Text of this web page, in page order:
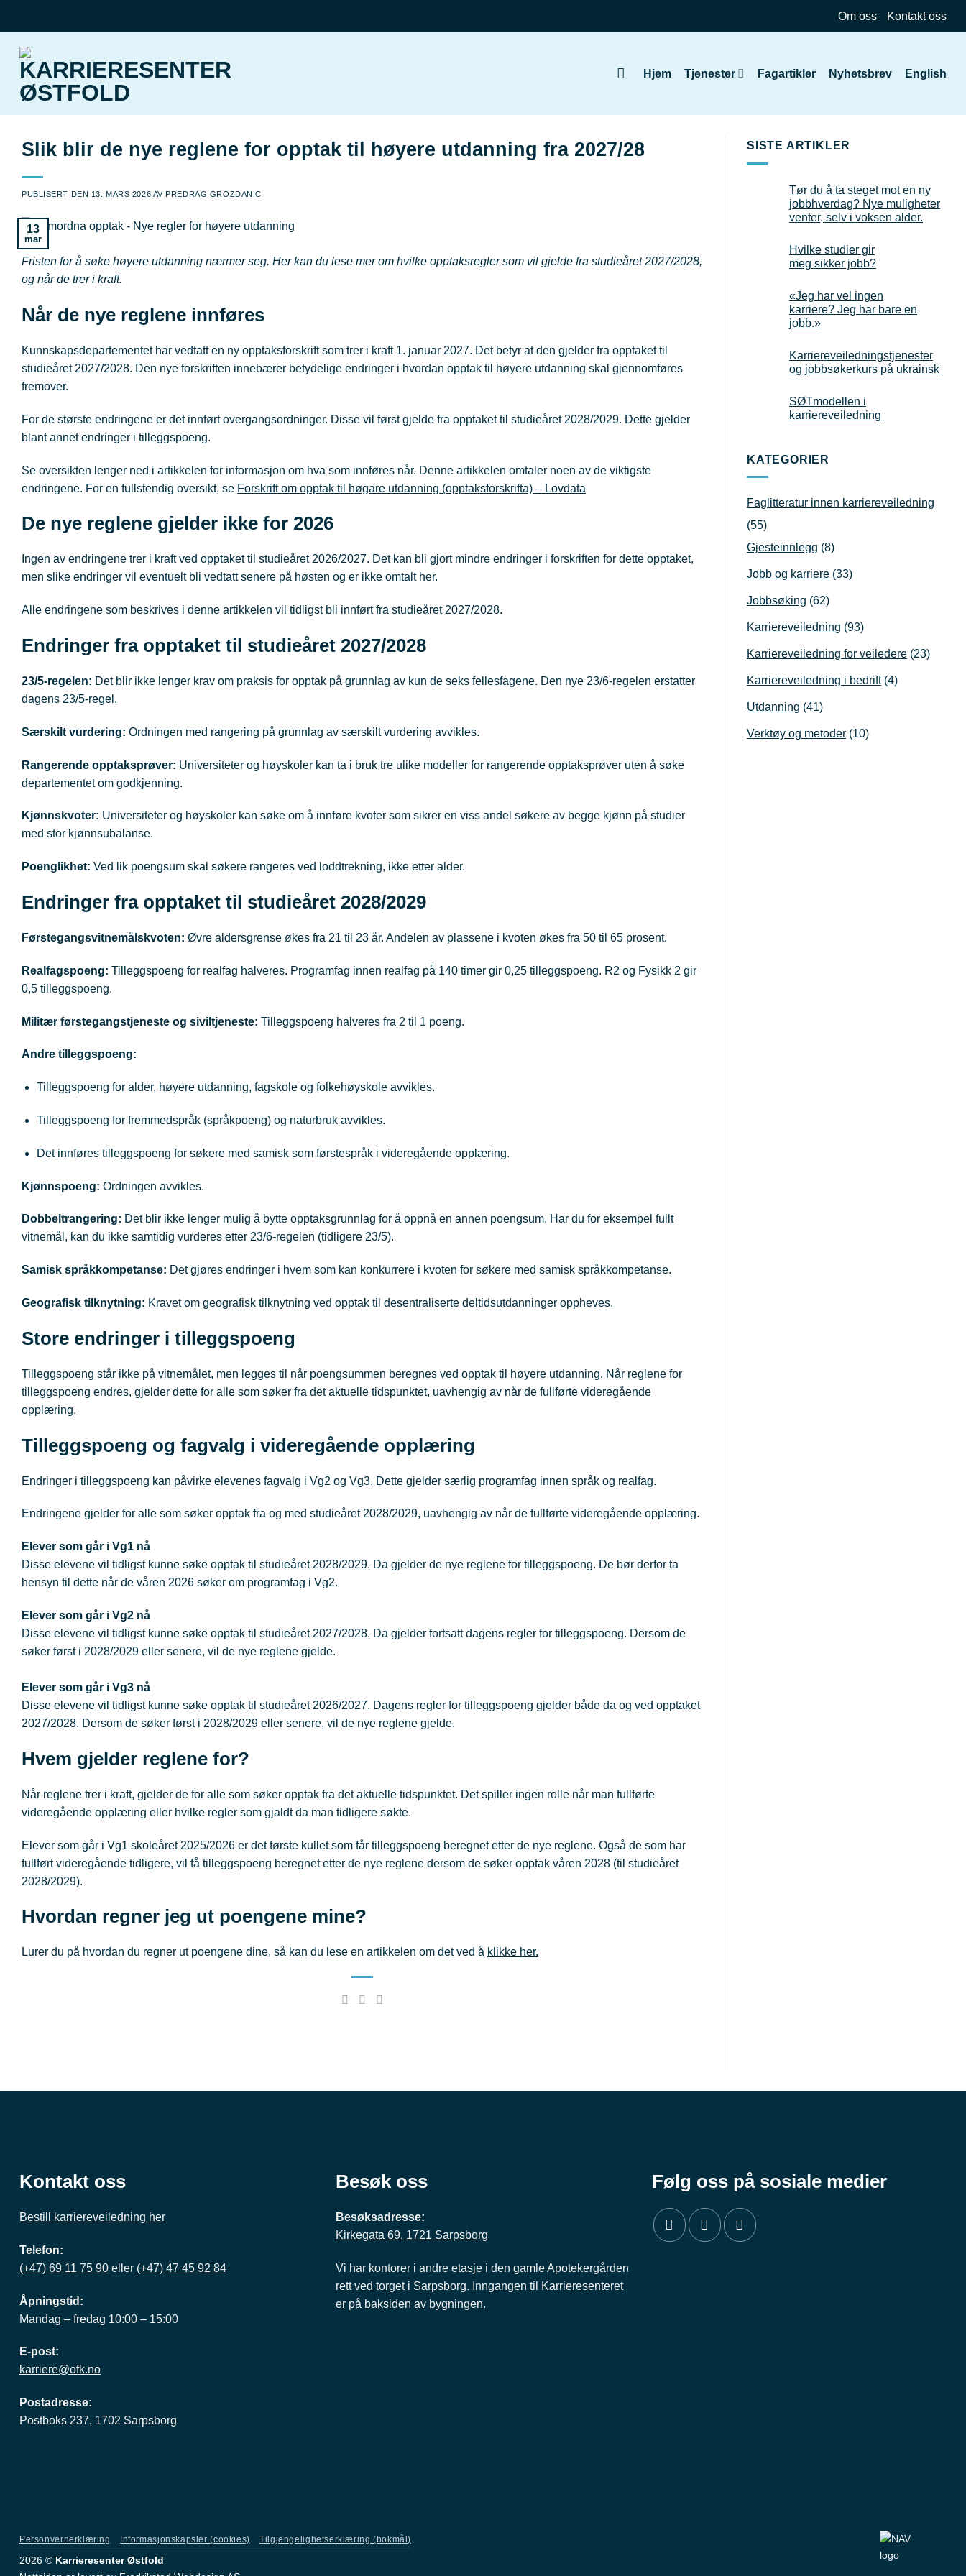
content
Om oss Kontakt oss
Hjem Tjenester Fagartikler Nyhetsbrev English
Slik blir de nye reglene for opptak til høyere utdanning fra 2027/28
PUBLISERT DEN 13. MARS 2026 AVPREDRAG GROZDANIC
13
mar
Fristen for å søke høyere utdanning nærmer seg. Her kan du lese mer om hvilke opptaksregler som vil gjelde fra studieåret 2027/2028,
og når de trer i kraft.
Når de nye reglene innføres
Kunnskapsdepartementet har vedtatt en ny opptaksforskrift som trer i kraft 1. januar 2027. Det betyr at den gjelder fra opptaket til
studieåret 2027/2028. Den nye forskriften innebærer betydelige endringer i hvordan opptak til høyere utdanning skal gjennomføres
fremover.
For de største endringene er det innført overgangsordninger. Disse vil først gjelde fra opptaket til studieåret 2028/2029. Dette gjelder
blant annet endringer i tilleggspoeng.
Se oversikten lenger ned i artikkelen for informasjon om hva som innføres når. Denne artikkelen omtaler noen av de viktigste
endringene. For en fullstendig oversikt, se Forskrift om opptak til høgare utdanning (opptaksforskrifta) – Lovdata
De nye reglene gjelder ikke for 2026
Ingen av endringene trer i kraft ved opptaket til studieåret 2026/2027. Det kan bli gjort mindre endringer i forskriften for dette opptaket,
men slike endringer vil eventuelt bli vedtatt senere på høsten og er ikke omtalt her.
Alle endringene som beskrives i denne artikkelen vil tidligst bli innført fra studieåret 2027/2028.
Endringer fra opptaket til studieåret 2027/2028
23/5-regelen: Det blir ikke lenger krav om praksis for opptak på grunnlag av kun de seks fellesfagene. Den nye 23/6-regelen erstatter
dagens 23/5-regel.
Særskilt vurdering: Ordningen med rangering på grunnlag av særskilt vurdering avvikles.
Rangerende opptaksprøver: Universiteter og høyskoler kan ta i bruk tre ulike modeller for rangerende opptaksprøver uten å søke
departementet om godkjenning.
Kjønnskvoter: Universiteter og høyskoler kan søke om å innføre kvoter som sikrer en viss andel søkere av begge kjønn på studier
med stor kjønnsubalanse.
Poenglikhet: Ved lik poengsum skal søkere rangeres ved loddtrekning, ikke etter alder.
Endringer fra opptaket til studieåret 2028/2029
Førstegangsvitnemålskvoten: Øvre aldersgrense økes fra 21 til 23 år. Andelen av plassene i kvoten økes fra 50 til 65 prosent.
Realfagspoeng: Tilleggspoeng for realfag halveres. Programfag innen realfag på 140 timer gir 0,25 tilleggspoeng. R2 og Fysikk 2 gir
0,5 tilleggspoeng.
Militær førstegangstjeneste og siviltjeneste: Tilleggspoeng halveres fra 2 til 1 poeng.
Andre tilleggspoeng:
Tilleggspoeng for alder, høyere utdanning, fagskole og folkehøyskole avvikles.
Tilleggspoeng for fremmedspråk (språkpoeng) og naturbruk avvikles.
Det innføres tilleggspoeng for søkere med samisk som førstespråk i videregående opplæring.
Kjønnspoeng: Ordningen avvikles.
Dobbeltrangering: Det blir ikke lenger mulig å bytte opptaksgrunnlag for å oppnå en annen poengsum. Har du for eksempel fullt
vitnemål, kan du ikke samtidig vurderes etter 23/6-regelen (tidligere 23/5).
Samisk språkkompetanse: Det gjøres endringer i hvem som kan konkurrere i kvoten for søkere med samisk språkkompetanse.
Geografisk tilknytning: Kravet om geografisk tilknytning ved opptak til desentraliserte deltidsutdanninger oppheves.
Store endringer i tilleggspoeng
Tilleggspoeng står ikke på vitnemålet, men legges til når poengsummen beregnes ved opptak til høyere utdanning. Når reglene for
tilleggspoeng endres, gjelder dette for alle som søker fra det aktuelle tidspunktet, uavhengig av når de fullførte videregående
opplæring.
Tilleggspoeng og fagvalg i videregående opplæring
Endringer i tilleggspoeng kan påvirke elevenes fagvalg i Vg2 og Vg3. Dette gjelder særlig programfag innen språk og realfag.
Endringene gjelder for alle som søker opptak fra og med studieåret 2028/2029, uavhengig av når de fullførte videregående opplæring.
Elever som går i Vg1 nå
Disse elevene vil tidligst kunne søke opptak til studieåret 2028/2029. Da gjelder de nye reglene for tilleggspoeng. De bør derfor ta
hensyn til dette når de våren 2026 søker om programfag i Vg2.
Elever som går i Vg2 nå
Disse elevene vil tidligst kunne søke opptak til studieåret 2027/2028. Da gjelder fortsatt dagens regler for tilleggspoeng. Dersom de
søker først i 2028/2029 eller senere, vil de nye reglene gjelde.
Elever som går i Vg3 nå
Disse elevene vil tidligst kunne søke opptak til studieåret 2026/2027. Dagens regler for tilleggspoeng gjelder både da og ved opptaket
2027/2028. Dersom de søker først i 2028/2029 eller senere, vil de nye reglene gjelde.
Hvem gjelder reglene for?
Når reglene trer i kraft, gjelder de for alle som søker opptak fra det aktuelle tidspunktet. Det spiller ingen rolle når man fullførte
videregående opplæring eller hvilke regler som gjaldt da man tidligere søkte.
Elever som går i Vg1 skoleåret 2025/2026 er det første kullet som får tilleggspoeng beregnet etter de nye reglene. Også de som har
fullført videregående tidligere, vil få tilleggspoeng beregnet etter de nye reglene dersom de søker opptak våren 2028 (til studieåret
2028/2029).
Hvordan regner jeg ut poengene mine?
Lurer du på hvordan du regner ut poengene dine, så kan du lese en artikkelen om det ved å klikke her.
SISTE ARTIKLER
Tør du å ta steget mot en ny
jobbhverdag? Nye muligheter
venter, selv i voksen alder.
Hvilke studier gir
meg sikker jobb?
«Jeg har vel ingen
karriere? Jeg har bare en
jobb.»
Karriereveiledningstjenester
og jobbsøkerkurs på ukrainsk
SØTmodellen i
karriereveiledning
KATEGORIER
Faglitteratur innen karriereveiledning
(55)
Gjesteinnlegg (8)
Jobb og karriere (33)
Jobbsøking (62)
Karriereveiledning (93)
Karriereveiledning for veiledere (23)
Karriereveiledning i bedrift(4)
Utdanning (41)
Verktøy og metoder (10)
Kontakt oss
Bestill karriereveiledning her
Telefon:
(+47) 69 11 75 90 eller (+47) 47 45 92 84
Åpningstid:
Mandag – fredag 10:00 – 15:00
E-post:
karriere@ofk.no
Postadresse:
Postboks 237, 1702 Sarpsborg
Besøk oss
Besøksadresse:
Kirkegata 69, 1721 Sarpsborg
Vi har kontorer i andre etasje i den gamle Apotekergården
rett ved torget i Sarpsborg. Inngangen til Karrieresenteret
er på baksiden av bygningen.
Følg oss på sosiale medier
Personvernerklæring Informasjonskapsler (cookies) Tilgjengelighetserklæring (bokmål)
2026 © Karrieresenter Østfold